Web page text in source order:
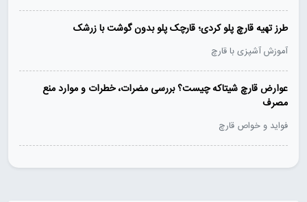
طرز تهیه قارچ پلو کردی؛ قارچک پلو بدون گوشت با زرشک
آموزش آشپزی با قارچ
عوارض قارچ شیتاکه چیست؟ بررسی مضرات، خطرات و موارد منع
مصرف
فواید و خواص قارچ